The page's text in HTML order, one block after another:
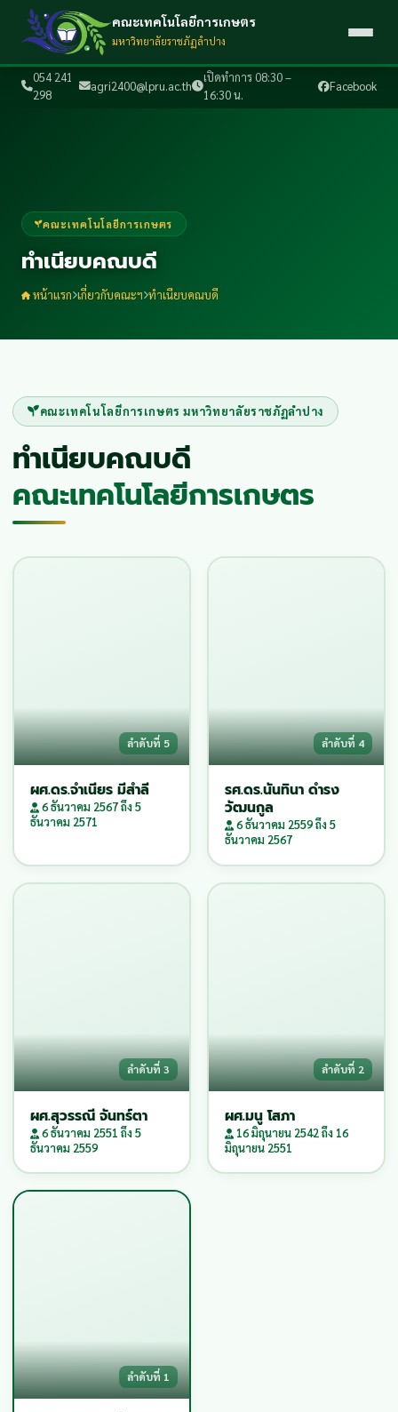
054 241
298
agri2400@lpru.ac.th
เปิดทำการ 08:30 –
16:30 น.
Facebook
คณะเทคโนโลยีการเกษตร
มหาวิทยาลัยราชภัฏลำปาง
คณะเทคโนโลยีการเกษตร
ทำเนียบคณบดี
หน้าแรก เกี่ยวกับคณะฯ ทำเนียบคณบดี
คณะเทคโนโลยีการเกษตร มหาวิทยาลัยราชภัฏลำปาง
ทำเนียบคณบดี
คณะเทคโนโลยีการเกษตร
ลำดับที่ 5
ผศ.ดร.จำเนียร มีสำลี
6 ธันวาคม 2567 ถึง 5
ธันวาคม 2571
ลำดับที่ 4
รศ.ดร.นันทินา ดำรง
วัฒนกูล
6 ธันวาคม 2559 ถึง 5
ธันวาคม 2567
ลำดับที่ 3
ผศ.สุวรรณี จันทร์ตา
6 ธันวาคม 2551 ถึง 5
ธันวาคม 2559
ไม่มีรูปภาพ
ลำดับที่ 2
ผศ.มนู โสภา
16 มิถุนายน 2542 ถึง 16
มิถุนายน 2551
ลำดับที่ 1